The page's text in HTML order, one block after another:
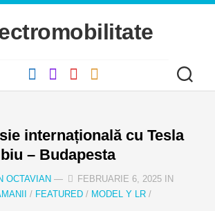
internațională cu Tesla
– Budapesta
OCTAVIAN —
FEBRUARIE 6, 2025 IN
/ FEATURED / MODEL Y LR /